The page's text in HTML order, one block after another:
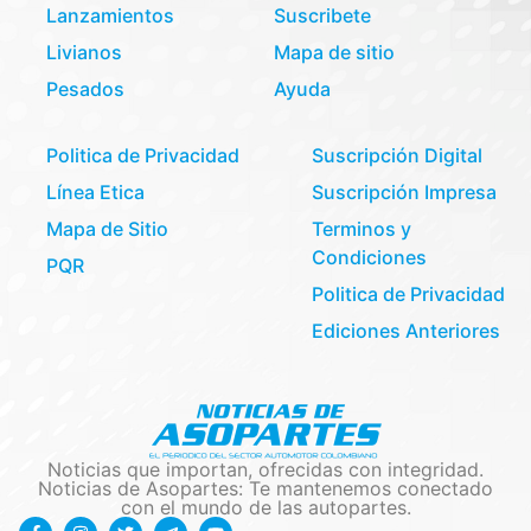
Lanzamientos
Livianos
Pesados
Suscribete
Mapa de sitio
Ayuda
Politica de Privacidad
Línea Etica
Mapa de Sitio
PQR
Suscripción Digital
Suscripción Impresa
Terminos y
Condiciones
Politica de Privacidad
Ediciones Anteriores
Noticias que importan, ofrecidas con integridad.
Noticias de Asopartes: Te mantenemos conectado
con el mundo de las autopartes.